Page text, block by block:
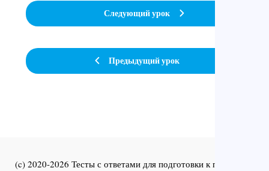
Предыдущий урок
Следующий урок
(c) 2020-2026 Тесты с ответами для подготовки к первичной